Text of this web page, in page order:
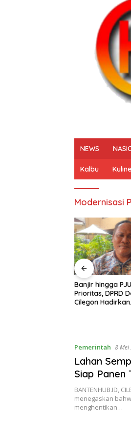
NEWS
Kalbu
Modernisasi
Banjir hingga
Prioritas, DPRD
Cilegon Hadirkan
Pemerintah 8 Mei
Lahan
Siap Panen
BANTENHUB.ID,
menegaskan
menghentikan…